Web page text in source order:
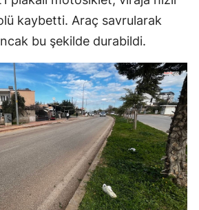
kaybetti. Araç savrularak
bu şekilde durabildi.